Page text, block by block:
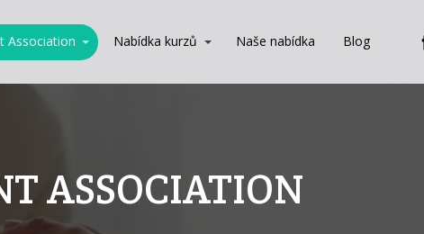
Association Nabídka kurzů Naše nabídka Blog
ASSOCIATION